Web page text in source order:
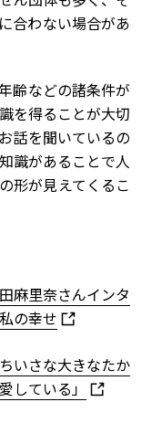
合わない場合があ
齢などの諸条件が
を得ることが大切
話を聞いているの
識があることで人
形が見えてくるこ
麻里奈さんインタ
の幸せ
いさな大きなたか
ている」